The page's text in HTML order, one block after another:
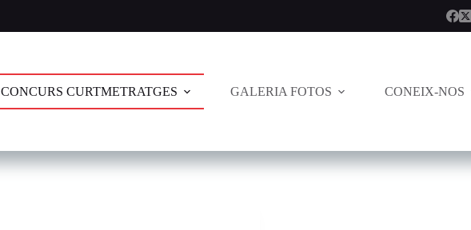
CONCURS CURTMETRATGES GALERIA FOTOS CONEIX-NOS